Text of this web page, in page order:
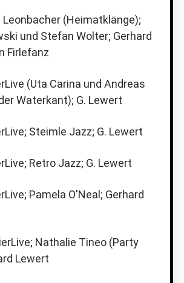
Leonbacher (Heimatklänge);
und Stefan Wolter; Gerhard
Firlefanz
(Uta Carina und Andreas
Waterkant); G. Lewert
Steimle Jazz; G. Lewert
Retro Jazz; G. Lewert
Pamela O'Neal; Gerhard
Nathalie Tineo (Party
Lewert